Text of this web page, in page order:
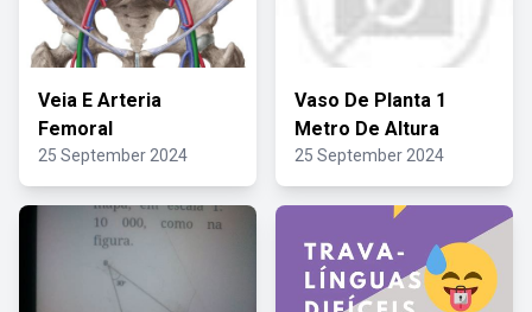
Veia E Arteria
Femoral
25 September 2024
Vaso De Planta 1
Metro De Altura
25 September 2024